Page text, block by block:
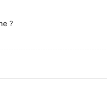
?